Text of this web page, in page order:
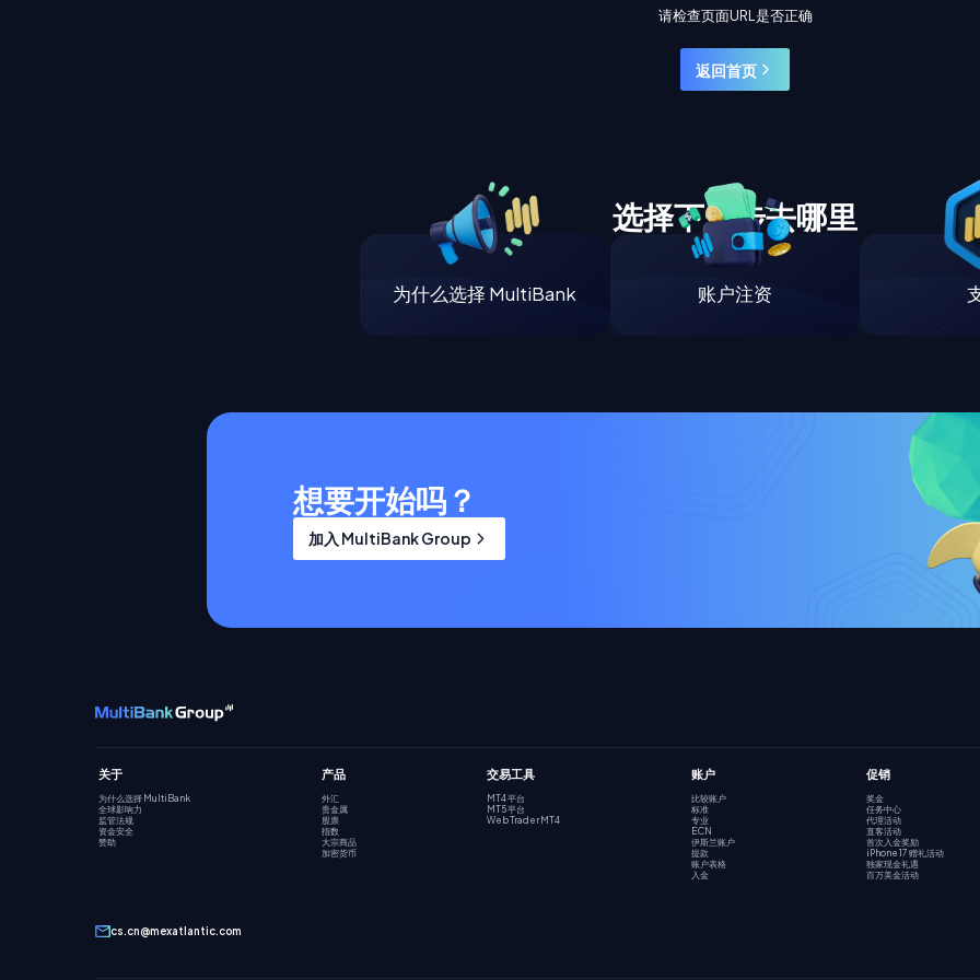
请检查页面URL是否正确
返回首页
选择下一步去哪里
为什么选择 MultiBank 账户注资
想要开始吗？
加入 MultiBank Group
关于
为什么选择 MultiBank
全球影响力
监管法规
资金安全
赞助
产品
外汇
贵金属
股票
指数
大宗商品
加密货币
交易工具
MT4 平台
MT5 平台
Web Trader MT4
账户
比较账户
标准
专业
ECN
伊斯兰账户
提款
账户表格
入金
促销
奖金
任务中心
代理活动
直客活动
首次入金奖励
iPhone 17 赠礼活动
独家现金礼遇
百万美金活动
cs.cn@mexatlantic.com